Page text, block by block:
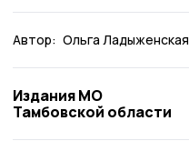
Автор: Ольга Ладыженская
Издания МО
Тамбовской области